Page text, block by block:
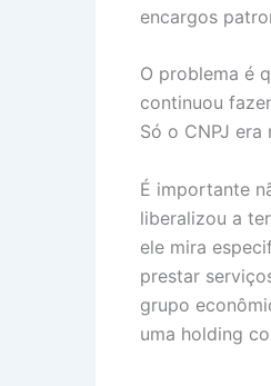
encargos
O problema é
continuou
Só o CNPJ era
É importante
liberalizou a
ele mira
prestar
grupo
uma holding